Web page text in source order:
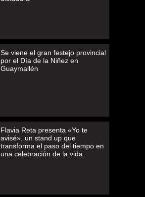
Se viene el gran festejo provincial
por el Día de la Niñez en
Guaymallén
Flavia Reta presenta «Yo te
avisé», un stand up que
transforma el paso del tiempo en
una celebración de la vida.